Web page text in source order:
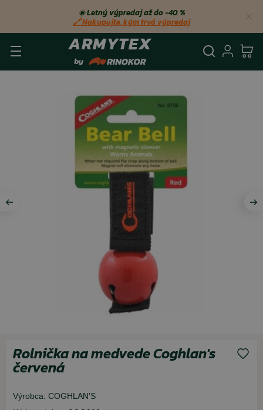
☀️ Letný výpredaj až do −40 %
🔗 Nakupujte, kým trvá výpredaj
Rolnička na medvede Coghlan's
červená
Výrobca: COGHLAN'S